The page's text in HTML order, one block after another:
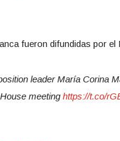
fueron difundidas por el
leader María Corina
meeting https://t.co/